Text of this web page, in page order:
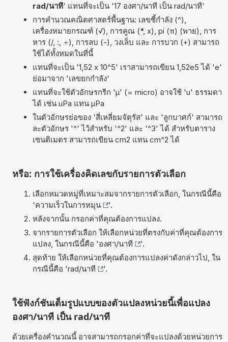
rad/นาที' แทนที่จะเป็น '17 องศา/นาที เป็น rad/นาที'
การคำนวณคณิตศาสตร์พื้นฐาน: เลขชี้กำลัง (^),
เครื่องหมายกรณฑ์ (√), การคูณ (*, x), pi (π) (พาย), การ
หาร (/, :, ÷), การลบ (-), วงเล็บ และ การบวก (+) สามารถ
ใช้ได้ทั้งหมดในที่นี้
แทนที่จะเป็น '1,52 x 10^5' เราสามารถเขียน 1,52e5 ได้ 'e'
ย่อมาจาก 'เลขยกกำลัง'
แทนที่จะใช้ตัวอักษรกรีก 'µ' (= micro) อาจใช้ 'u' ธรรมดา
ได้ เช่น uPa แทน µPa
ในตัวอักษรย่อของ 'สี่เหลี่ยมจัตุรัส' และ 'ลูกบาศก์' สามารถ
ละตัวอักษร '^' ไว้สำหรับ '^2' และ '^3' ได้ สำหรับตาราง
เซนติเมตร สามารถเขียน cm2 แทน cm^2 ได้
หรือ: การใช้เครื่องคิดเลขกับรายการตัวเลือก
เลือกหมวดหมู่ที่เหมาะสมจากรายการตัวเลือก, ในกรณีนี้คือ
'ความเร็วในการหมุน
'.
หลังจากนั้น กรอกค่าที่คุณต้องการแปลง.
จากรายการตัวเลือก ให้เลือกหน่วยที่ตรงกับค่าที่คุณต้องการ
แปลง, ในกรณีนี้คือ 'องศา/นาที
'.
สุดท้าย ให้เลือกหน่วยที่คุณต้องการแปลงค่าดังกล่าวไป, ใน
กรณีนี้คือ 'rad/นาที '.
ใช้ฟังก์ชันเต็มรูปแบบของตัวแปลงหน่วยนี้เพื่อแปลง
องศา/นาที เป็น rad/นาที
ด้วยเครื่องคำนวณนี้ อาจสามารถกรอกค่าที่จะแปลงด้วยหน่วยการ